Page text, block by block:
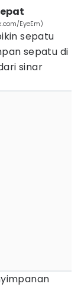
EyeEm)
sepatu
sepatu di
sinar